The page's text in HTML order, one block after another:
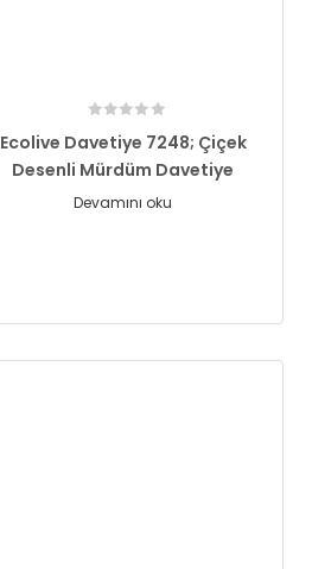
Ecolive Davetiye 7248; Çiçek
Desenli Mürdüm Davetiye
Devamını oku